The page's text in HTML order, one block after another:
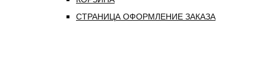
СТРАНИЦА ОФОРМЛЕНИЕ ЗАКАЗА